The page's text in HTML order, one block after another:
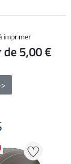
imprimer
5,00 €